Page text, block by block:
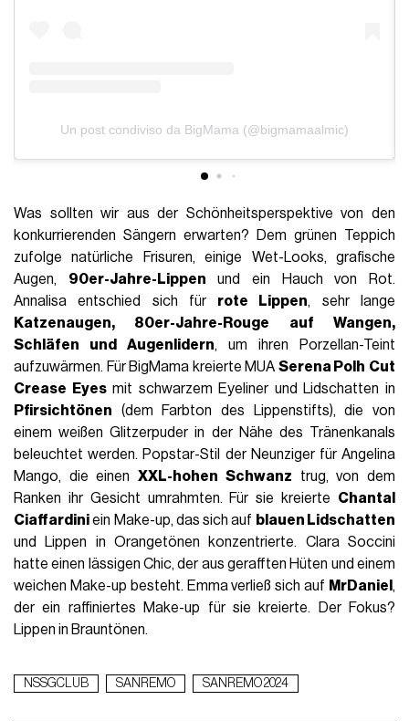
Un post condiviso da BigMama (@bigmamaalmic)
Was sollten wir aus der Schönheitsperspektive von den
konkurrierenden Sängern erwarten? Dem grünen Teppich
zufolge natürliche Frisuren, einige Wet-Looks, grafische
Augen, 90er-Jahre-Lippen und ein Hauch von Rot.
Annalisa entschied sich für rote Lippen, sehr lange
Katzenaugen, 80er-Jahre-Rouge auf Wangen,
Schläfen und Augenlidern, um ihren Porzellan-Teint
aufzuwärmen. Für BigMama kreierte MUA Serena Polh Cut
Crease Eyesmit schwarzem Eyeliner und Lidschatten in
Pfirsichtönen (dem Farbton des Lippenstifts), die von
einem weißen Glitzerpuder in der Nähe des Tränenkanals
beleuchtet werden. Popstar-Stil der Neunziger für Angelina
Mango, die einenXXL-hohen Schwanz trug, von dem
Ranken ihr Gesicht umrahmten. Für sie kreierte Chantal
Ciaffardiniein Make-up, das sich auf blauen Lidschatten
und Lippen in Orangetönen konzentrierte. Clara Soccini
hatte einen lässigen Chic, der aus gerafften Hüten und einem
weichen Make-up besteht. Emma verließ sich auf MrDaniel ,
der ein raffiniertes Make-up für sie kreierte. Der Fokus?
Lippen in Brauntönen.
NSSGCLUB SANREMO SANREMO 2024